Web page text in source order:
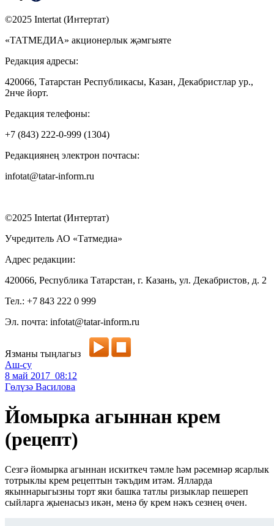
©2025 Intertat (Интертат)
«ТАТМЕДИА» акционерлык җәмгыяте
Редакция адресы:
420066, Татарстан Республикасы, Казан, Декабристлар ур.,
2нче йорт.
Редакция телефоны:
+7 (843) 222-0-999 (1304)
Редакциянең электрон почтасы:
infotat@tatar-inform.ru
©2025 Intertat (Интертат)
Учредитель АО «Татмедиа»
Адрес редакции:
420066, Республика Татарстан, г. Казань, ул. Декабристов, д. 2
Тел.: +7 843 222 0 999
Эл. почта: infotat@tatar-inform.ru
Язманы тыңлагыз
Аш-су
8 май 2017 08:12
Гөлүзә Василова
Йомырка агыннан крем
(рецепт)
Сезгә йомырка агыннан искиткеч тәмле һәм рәсемнәр ясарлык
тотрыклы крем рецептын тәкъдим итәм. Ялларда
якыннарыгызны торт яки башка татлы ризыклар пешереп
сыйларга җыенасыз икән, менә бу крем нәкъ сезнең өчен.